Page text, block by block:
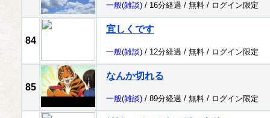
一般(雑談) / 16分経過 / 無料 / ログイン限定
84
宜しくです
一般(雑談) / 12分経過 / 無料 / ログイン限定
85
なんか切れる
一般(雑談) / 89分経過 / 無料 / ログイン限定